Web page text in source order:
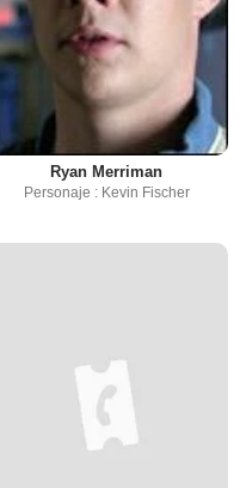
Ryan Merriman
Personaje : Kevin Fischer